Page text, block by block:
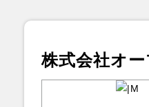
株式会社オ